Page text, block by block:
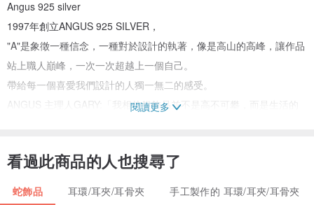
Angus 925 silver
1997年創立ANGUS 925 SILVER，
"A"是象徵一種信念，一種對於設計的執著，像是高山的高峰，讓作品
站上職人巔峰，一次一次超越上一個自己。
帶給每一個喜愛我們設計的人獨一無二的感受。
ANGUS 主理人GARY:「我相信銀飾品並不是高不可攀，而是生活的
做好每一樣作品與服務，帶給每一個喜愛我們設計的人獨一無二的感
沒有你不適合的銀飾，只有你有沒有接受改變勇於嘗試的心。
閱讀更多
看過此商品的人也搜尋了
蛇飾品 耳環/耳夾/耳骨夾 手工製作的 耳環/耳夾/耳骨夾